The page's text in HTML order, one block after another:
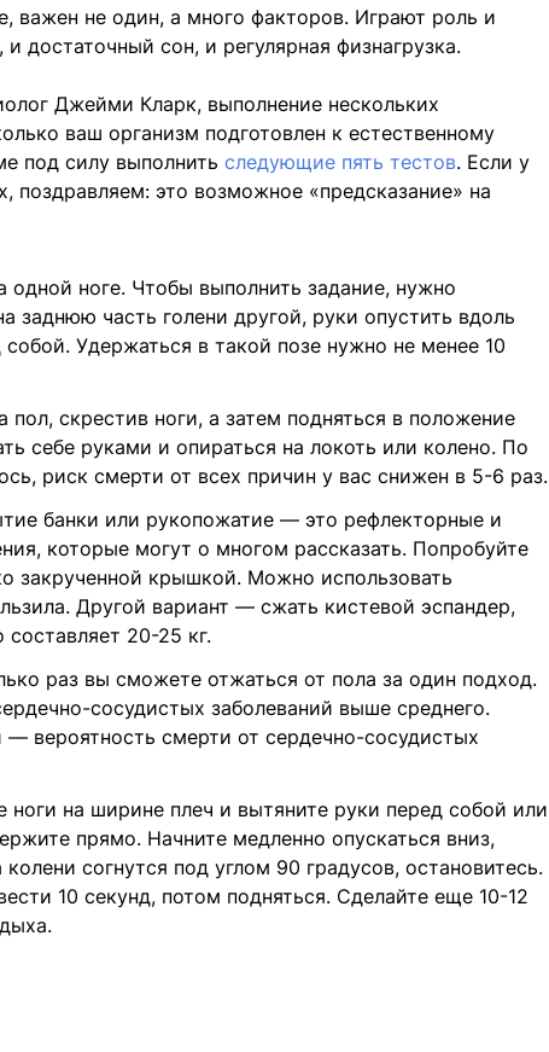
не один, а много факторов. Играют роль и
достаточный сон, и регулярная физнагрузка.
Джейми Кларк, выполнение нескольких
ваш организм подготовлен к естественному
под силу выполнить следующие пять тестов. Если у
поздравляем: это возможное «предсказание» на
одной ноге. Чтобы выполнить задание, нужно
заднюю часть голени другой, руки опустить вдоль
Удержаться в такой позе нужно не менее 10
пол, скрестив ноги, а затем подняться в положение
себе руками и опираться на локоть или колено. По
риск смерти от всех причин у вас снижен в 5-6 раз.
банки или рукопожатие — это рефлекторные и
которые могут о многом рассказать. Попробуйте
закрученной крышкой. Можно использовать
Другой вариант — сжать кистевой эспандер,
составляет 20-25 кг.
раз вы сможете отжаться от пола за один подход.
сосудистых заболеваний выше среднего.
вероятность смерти от сердечно-сосудистых
ноги на ширине плеч и вытяните руки перед собой или
прямо. Начните медленно опускаться вниз,
колени согнутся под углом 90 градусов, остановитесь.
10 секунд, потом подняться. Сделайте еще 10-12